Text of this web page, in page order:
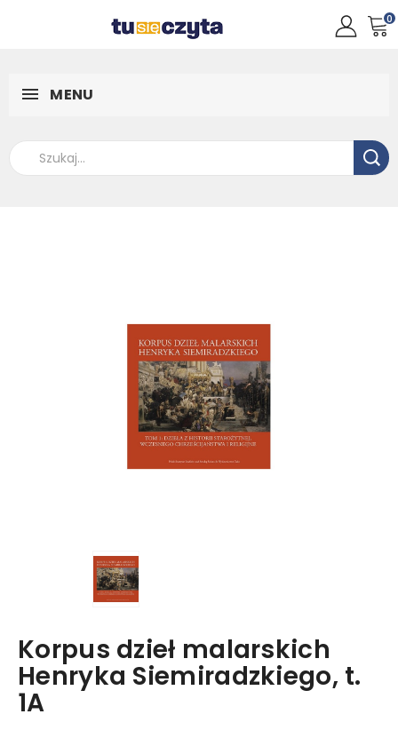
0
MENU
Korpus dzieł malarskich
Henryka Siemiradzkiego, t.
1A